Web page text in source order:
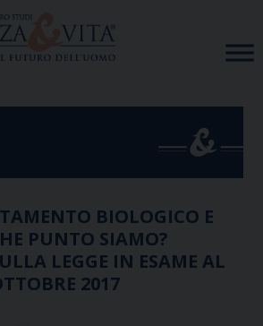
BIOLOGICO E
PUNTO SIAMO?
LEGGE IN ESAME AL
2017